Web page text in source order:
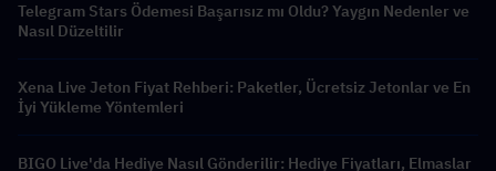
Telegram Stars Ödemesi Başarısız mı Oldu? Yaygın Nedenler ve
Nasıl Düzeltilir
Xena Live Jeton Fiyat Rehberi: Paketler, Ücretsiz Jetonlar ve En
İyi Yükleme Yöntemleri
BIGO Live'da Hediye Nasıl Gönderilir: Hediye Fiyatları, Elmaslar